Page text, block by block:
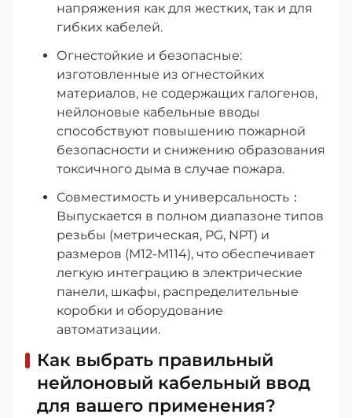
напряжения как для жестких, так и для
гибких кабелей.
Огнестойкие и безопасные:
изготовленные из огнестойких
материалов, не содержащих галогенов,
нейлоновые кабельные вводы
способствуют повышению пожарной
безопасности и снижению образования
токсичного дыма в случае пожара.
Совместимость и универсальность：
Выпускается в полном диапазоне типов
резьбы (метрическая, PG, NPT) и
размеров (M12-M114), что обеспечивает
легкую интеграцию в электрические
панели, шкафы, распределительные
коробки и оборудование
автоматизации.
Как выбрать правильный
нейлоновый кабельный ввод
для вашего применения?